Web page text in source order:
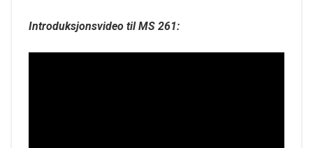
Introduksjonsvideo til MS 261: